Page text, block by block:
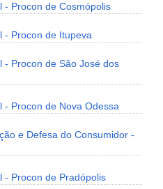
- Procon de Cosmópolis
- Procon de Itupeva
- Procon de São José dos
- Procon de Nova Odessa
e Defesa do Consumidor -
- Procon de Pradópolis